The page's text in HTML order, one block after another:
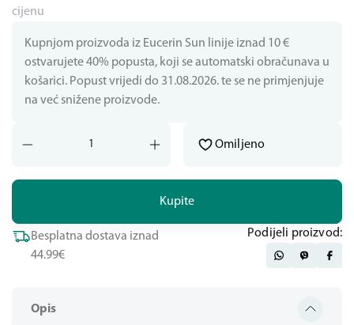
Opis
cijenu
Kupnjom proizvoda iz Eucerin Sun linije iznad 10 €
ostvarujete 40% popusta, koji se automatski obračunava u
košarici. Popust vrijedi do 31.08.2026. te se ne primjenjuje
na već snižene proizvode.
Kupite
Omiljeno
Besplatna dostava iznad
44.99€
Podijeli proizvod: